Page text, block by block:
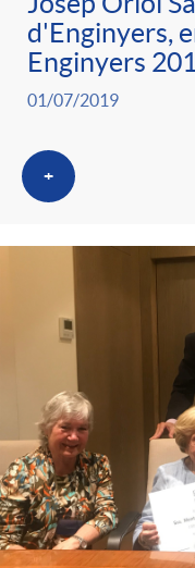
d'Enginyers,
Enginyers
01/07/2019
+